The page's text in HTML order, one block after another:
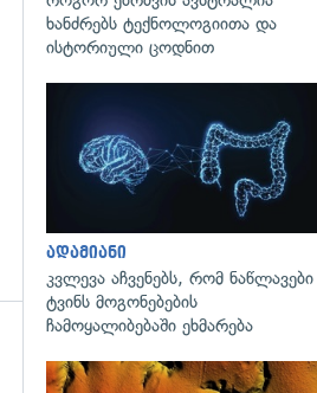
ხანძრებს ტექნოლოგიითა და
ისტორიული ცოდნით
ადამიანი
კვლევა აჩვენებს, რომ ნაწლავები
ტვინს მოგონებების
ჩამოყალიბებაში ეხმარება